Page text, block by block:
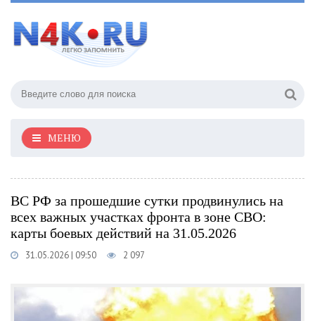
МЕНЮ
ВС РФ за прошедшие сутки продвинулись на
всех важных участках фронта в зоне СВО:
карты боевых действий на 31.05.2026
31.05.2026 | 09:50 2 097